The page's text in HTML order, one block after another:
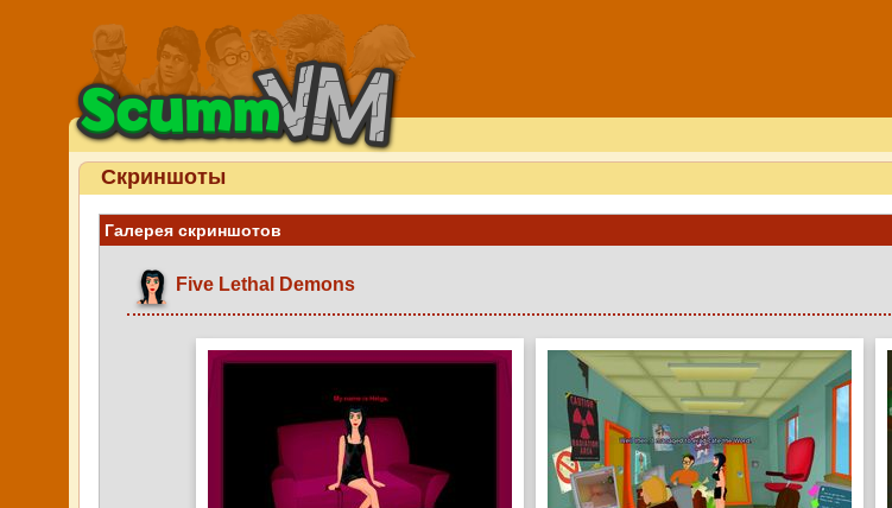
Скриншоты
Галерея скриншотов
Five Lethal Demons